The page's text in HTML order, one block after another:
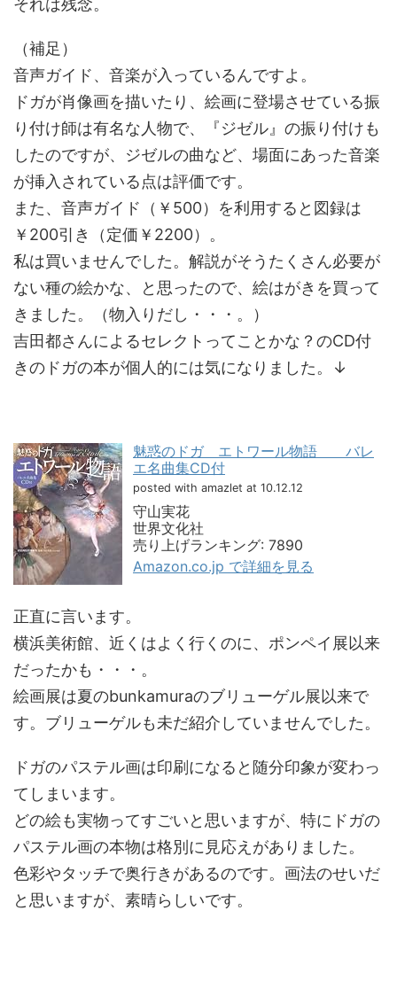
それは残念。
（補足）
音声ガイド、音楽が入っているんですよ。
ドガが肖像画を描いたり、絵画に登場させている振
り付け師は有名な人物で、『ジゼル』の振り付けも
したのですが、ジゼルの曲など、場面にあった音楽
が挿入されている点は評価です。
また、音声ガイド（￥500）を利用すると図録は
￥200引き（定価￥2200）。
私は買いませんでした。解説がそうたくさん必要が
ない種の絵かな、と思ったので、絵はがきを買って
きました。（物入りだし・・・。）
吉田都さんによるセレクトってことかな？のCD付
きのドガの本が個人的には気になりました。↓
魅惑のドガ エトワール物語 バレ
エ名曲集CD付
posted with amazlet at 10.12.12
守山実花
世界文化社
売り上げランキング: 7890
Amazon.co.jp で詳細を見る
正直に言います。
横浜美術館、近くはよく行くのに、ポンペイ展以来
だったかも・・・。
絵画展は夏のbunkamuraのブリューゲル展以来で
す。ブリューゲルも未だ紹介していませんでした。
ドガのパステル画は印刷になると随分印象が変わっ
てしまいます。
どの絵も実物ってすごいと思いますが、特にドガの
パステル画の本物は格別に見応えがありました。
色彩やタッチで奥行きがあるのです。画法のせいだ
と思いますが、素晴らしいです。